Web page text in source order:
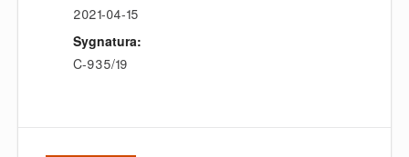
2021-04-15
Sygnatura:
C-935/19